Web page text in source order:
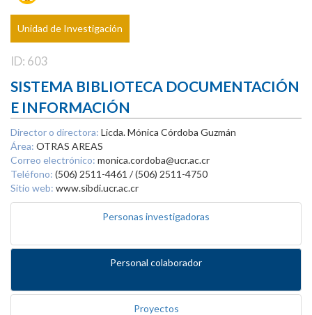
Unidad de Investigación
ID: 603
SISTEMA BIBLIOTECA DOCUMENTACIÓN
E INFORMACIÓN
Director o directora: Licda. Mónica Córdoba Guzmán
Área: OTRAS AREAS
Correo electrónico: monica.cordoba@ucr.ac.cr
Teléfono: (506) 2511-4461 / (506) 2511-4750
Sitio web: www.sibdi.ucr.ac.cr
Personas investigadoras
Personal colaborador
Proyectos